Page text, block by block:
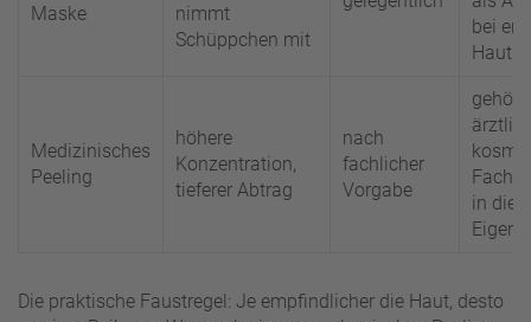
Maske
nimmt
Schüppchen mit
bei
Haut
Medizinisches
Peeling
höhere
Konzentration,
tieferer Abtrag
nach
fachlicher
Vorgabe
gehört
in die
Die praktische Faustregel: Je empfindlicher die Haut, desto